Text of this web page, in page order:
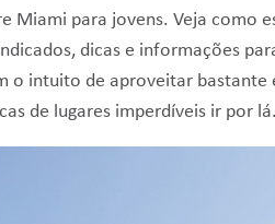
Miami para jovens. Veja como
dicas e informações
o intuito de aproveitar bastante
de lugares imperdíveis ir por lá.